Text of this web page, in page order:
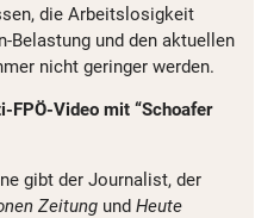
die Arbeitslosigkeit
Belastung und den aktuellen
nicht geringer werden.
FPÖ-Video mit “Schoafer
gibt der Journalist, der
Zeitung und Heute